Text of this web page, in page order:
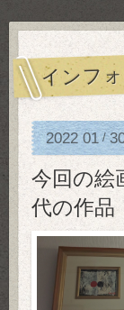
インフ
2022 01/
今回の
代の作